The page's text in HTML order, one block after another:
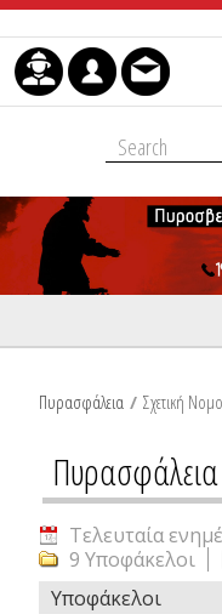
Μετάβαση στο
Πυρασφάλεια / Σχετική
Πυρασφάλεια
Τελευταία
9 Υποφάκελοι
Υποφάκελοι